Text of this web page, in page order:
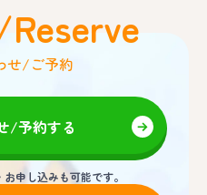
せ/ご予約
/予約する
申し込みも可能です。